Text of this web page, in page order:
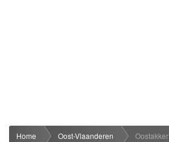
Home Oost-Vlaanderen Oostakker